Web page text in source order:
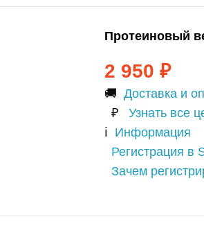
Протеиновый
2 950 ₽
🚚 Доставка и
₽ Узнать все
ℹ️ Информация
Регистрация в
Зачем